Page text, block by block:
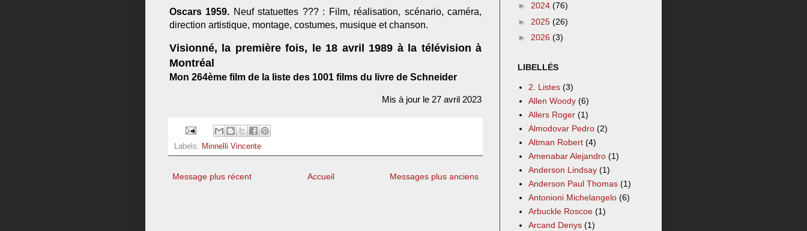
Oscars 1959. Neuf statuettes ??? : Film, réalisation, scénario, caméra,
direction artistique, montage, costumes, musique et chanson.
Visionné, la première fois, le 18 avril 1989 à la télévision à
Montréal
Mon 264ème film de la liste des 1001 films du livre de Schneider
Mis à jour le 27 avril 2023
Labels: Minnelli Vincente
Message plus récent Messages plus anciens
Accueil
► 2024 (76)
► 2025 (26)
► 2026 (3)
LIBELLÉS
2. Listes (3)
Allen Woody (6)
Allers Roger (1)
Almodovar Pedro (2)
Altman Robert (4)
Amenabar Alejandro (1)
Anderson Lindsay (1)
Anderson Paul Thomas (1)
Antonioni Michelangelo (6)
Arbuckle Roscoe (1)
Arcand Denys (1)